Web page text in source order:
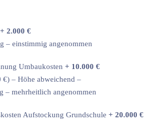
+ 2.000 €
– einstimmig angenommen
Umbaukosten + 10.000 €
– Höhe abweichend –
– mehrheitlich angenommen
Aufstockung Grundschule + 20.000 €